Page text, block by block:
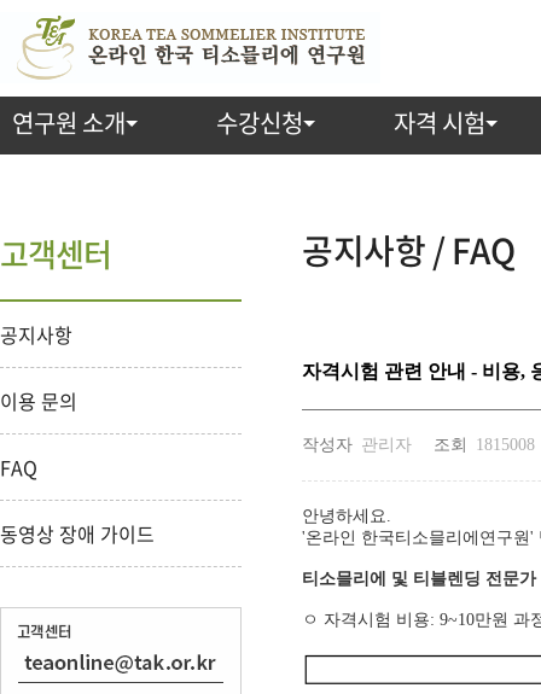
연구원 소개 수강신청 자격 시험
공지사항 / FAQ
자격시험 관련 안내 - 비용,
작성자 관리자 조회 1815008
안녕하세요.
'온라인 한국티소믈리에연구원'
티소믈리에 및 티블렌딩 전문
ㅇ 자격시험 비용: 9~10만원 과
고객센터
공지사항
이용 문의
FAQ
동영상 장애 가이드